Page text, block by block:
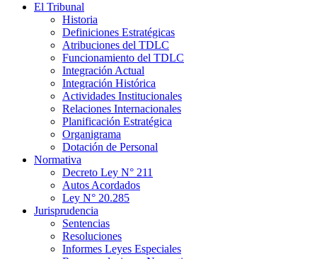
El Tribunal
Historia
Definiciones Estratégicas
Atribuciones del TDLC
Funcionamiento del TDLC
Integración Actual
Integración Histórica
Actividades Institucionales
Relaciones Internacionales
Planificación Estratégica
Organigrama
Dotación de Personal
Normativa
Decreto Ley N° 211
Autos Acordados
Ley N° 20.285
Jurisprudencia
Sentencias
Resoluciones
Informes Leyes Especiales